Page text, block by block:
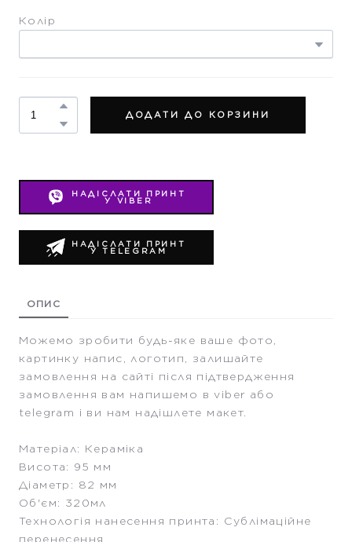
Колір
ДОДАТИ ДО КОРЗИНИ
НАДІСЛАТИ ПРИНТ
У VIBER
НАДІСЛАТИ ПРИНТ
У TELEGRAM
ОПИС
Можемо зробити будь-яке ваше фото,
картинку напис, логотип, залишайте
замовлення на сайті після підтвердження
замовлення вам напишемо в viber або
telegram і ви нам надішлете макет.
Матеріал: Кераміка
Висота: 95 мм
Діаметр: 82 мм
Об'єм: 320мл
Технологія нанесення принта: Сублімаційне
перенесення